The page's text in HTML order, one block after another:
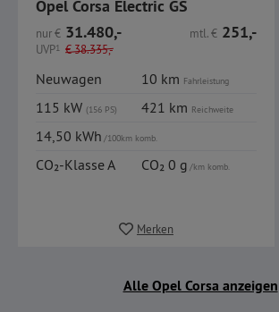
Opel Corsa Electric GS
nur€ 31.480,-
UVP1 €38.335,-
mtl.€ 251,-
Neuwagen 10 km Fahrleistung
115 kW (156 PS) 421 km Reichweite
14,50 kWh/100km komb.
CO₂-Klasse A CO₂ 0 g/km komb.
Merken
Alle Opel Corsa anzeigen